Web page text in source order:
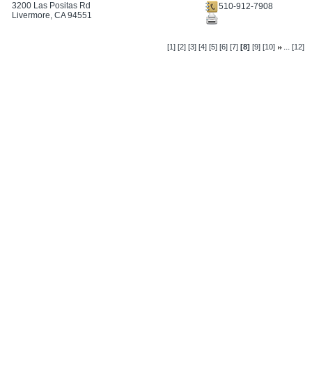
3200 Las Positas Rd
Livermore, CA 94551
510-912-7908
[1] [2] [3] [4] [5] [6] [7] [8] [9] [10] ...[12]